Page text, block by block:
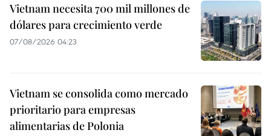
Vietnam necesita 700 mil millones de
dólares para crecimiento verde
07/08/2026 04:23
Vietnam se consolida como mercado
prioritario para empresas
alimentarias de Polonia